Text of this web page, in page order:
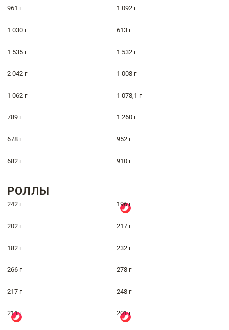
961 г 1 092 г
1 030 г 613 г
1 535 г 1 532 г
2 042 г 1 008 г
1 062 г 1 078,1 г
789 г 1 260 г
678 г 952 г
682 г 910 г
РОЛЛЫ
242 г 196 г
202 г 217 г
182 г 232 г
266 г 278 г
217 г 248 г
211 г 201 г